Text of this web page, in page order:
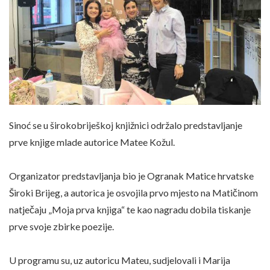
Sinoć se u širokobriješkoj knjižnici održalo predstavljanje
prve knjige mlade autorice Matee Kožul.
Organizator predstavljanja bio je Ogranak Matice hrvatske
Široki Brijeg, a autorica je osvojila prvo mjesto na Matičinom
natječaju „Moja prva knjiga“ te kao nagradu dobila tiskanje
prve svoje zbirke poezije.
U programu su, uz autoricu Mateu, sudjelovali i Marija